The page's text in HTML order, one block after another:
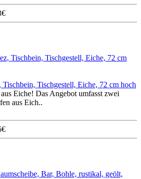
Tischbein, Tischgestell, Eiche, 72 cm hoch
Eiche! Das Angebot umfasst zwei
aus Eich..